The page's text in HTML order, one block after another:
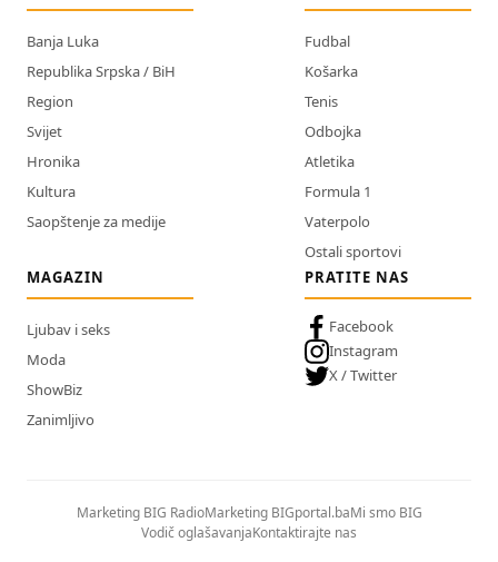
Banja Luka
Republika Srpska / BiH
Region
Svijet
Hronika
Kultura
Saopštenje za medije
Fudbal
Košarka
Tenis
Odbojka
Atletika
Formula 1
Vaterpolo
Ostali sportovi
MAGAZIN
Ljubav i seks
Moda
ShowBiz
Zanimljivo
PRATITE NAS
Facebook
Instagram
X / Twitter
Marketing BIG RadioMarketing BIGportal.baMi smo BIG
Vodič oglašavanjaKontaktirajte nas